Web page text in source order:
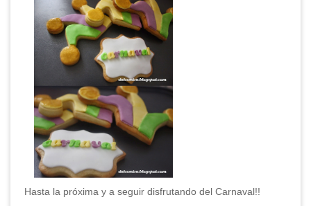
Hasta la próxima y a seguir disfrutando del Carnaval!!